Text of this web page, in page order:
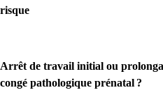
risque
Arrêt de travail initial ou
congé pathologique prénatal ?